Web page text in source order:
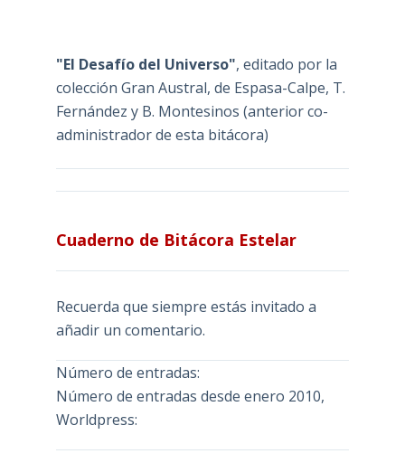
"El Desafío del Universo", editado por la
colección Gran Austral, de Espasa-Calpe, T.
Fernández y B. Montesinos (anterior co-
administrador de esta bitácora)
Cuaderno de Bitácora Estelar
Recuerda que siempre estás invitado a
añadir un comentario.
Número de entradas:
Número de entradas desde enero 2010,
Worldpress: